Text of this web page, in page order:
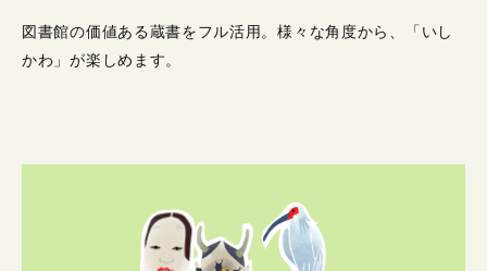
図書館の価値ある蔵書をフル活用。様々な角度から、「いし
かわ」が楽しめます。